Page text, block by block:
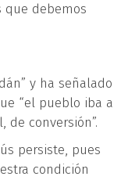
que debemos
y ha señalado
“el pueblo iba a
de conversión”.
persiste, pues
condición